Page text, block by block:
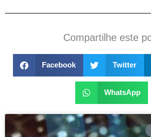
Compartilhe este
Facebook Twitter
WhatsApp